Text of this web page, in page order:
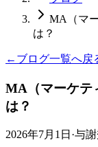
MA（マ
は？
← ブログ一覧へ戻
MA（マーケテ
は？
2026年7月1日 ·与